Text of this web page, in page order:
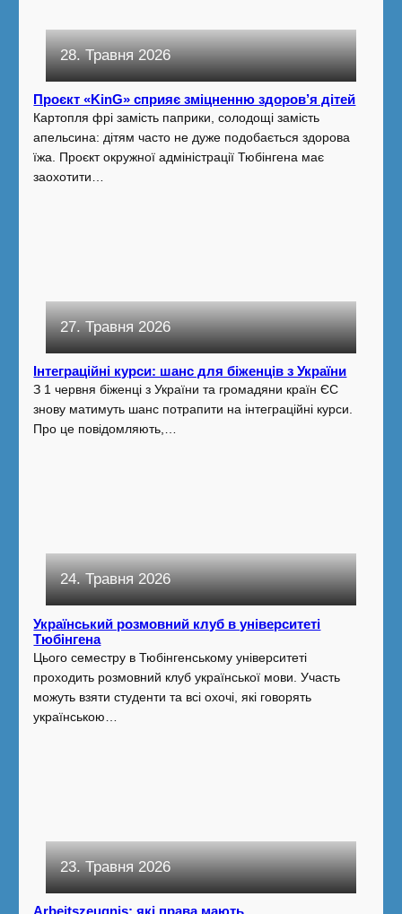
28. Травня 2026
Проєкт «KinG» сприяє зміцненню здоров’я дітей
Картопля фрі замість паприки, солодощі замість
апельсина: дітям часто не дуже подобається здорова
їжа. Проєкт окружної адміністрації Тюбінгена має
заохотити…
27. Травня 2026
Інтеграційні курси: шанс для біженців з України
З 1 червня біженці з України та громадяни країн ЄС
знову матимуть шанс потрапити на інтеграційні курси.
Про це повідомляють,…
24. Травня 2026
Український розмовний клуб в університеті
Тюбінгена
Цього семестру в Тюбінгенському університеті
проходить розмовний клуб української мови. Участь
можуть взяти студенти та всі охочі, які говорять
українською…
23. Травня 2026